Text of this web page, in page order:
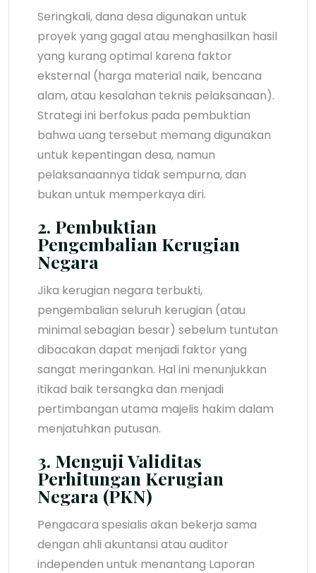
Seringkali, dana desa digunakan untuk
proyek yang gagal atau menghasilkan hasil
yang kurang optimal karena faktor
eksternal (harga material naik, bencana
alam, atau kesalahan teknis pelaksanaan).
Strategi ini berfokus pada pembuktian
bahwa uang tersebut memang digunakan
untuk kepentingan desa, namun
pelaksanaannya tidak sempurna, dan
bukan untuk memperkaya diri.
2. Pembuktian
Pengembalian Kerugian
Negara
Jika kerugian negara terbukti,
pengembalian seluruh kerugian (atau
minimal sebagian besar) sebelum tuntutan
dibacakan dapat menjadi faktor yang
sangat meringankan. Hal ini menunjukkan
itikad baik tersangka dan menjadi
pertimbangan utama majelis hakim dalam
menjatuhkan putusan.
3. Menguji Validitas
Perhitungan Kerugian
Negara (PKN)
Pengacara spesialis akan bekerja sama
dengan ahli akuntansi atau auditor
independen untuk menantang Laporan